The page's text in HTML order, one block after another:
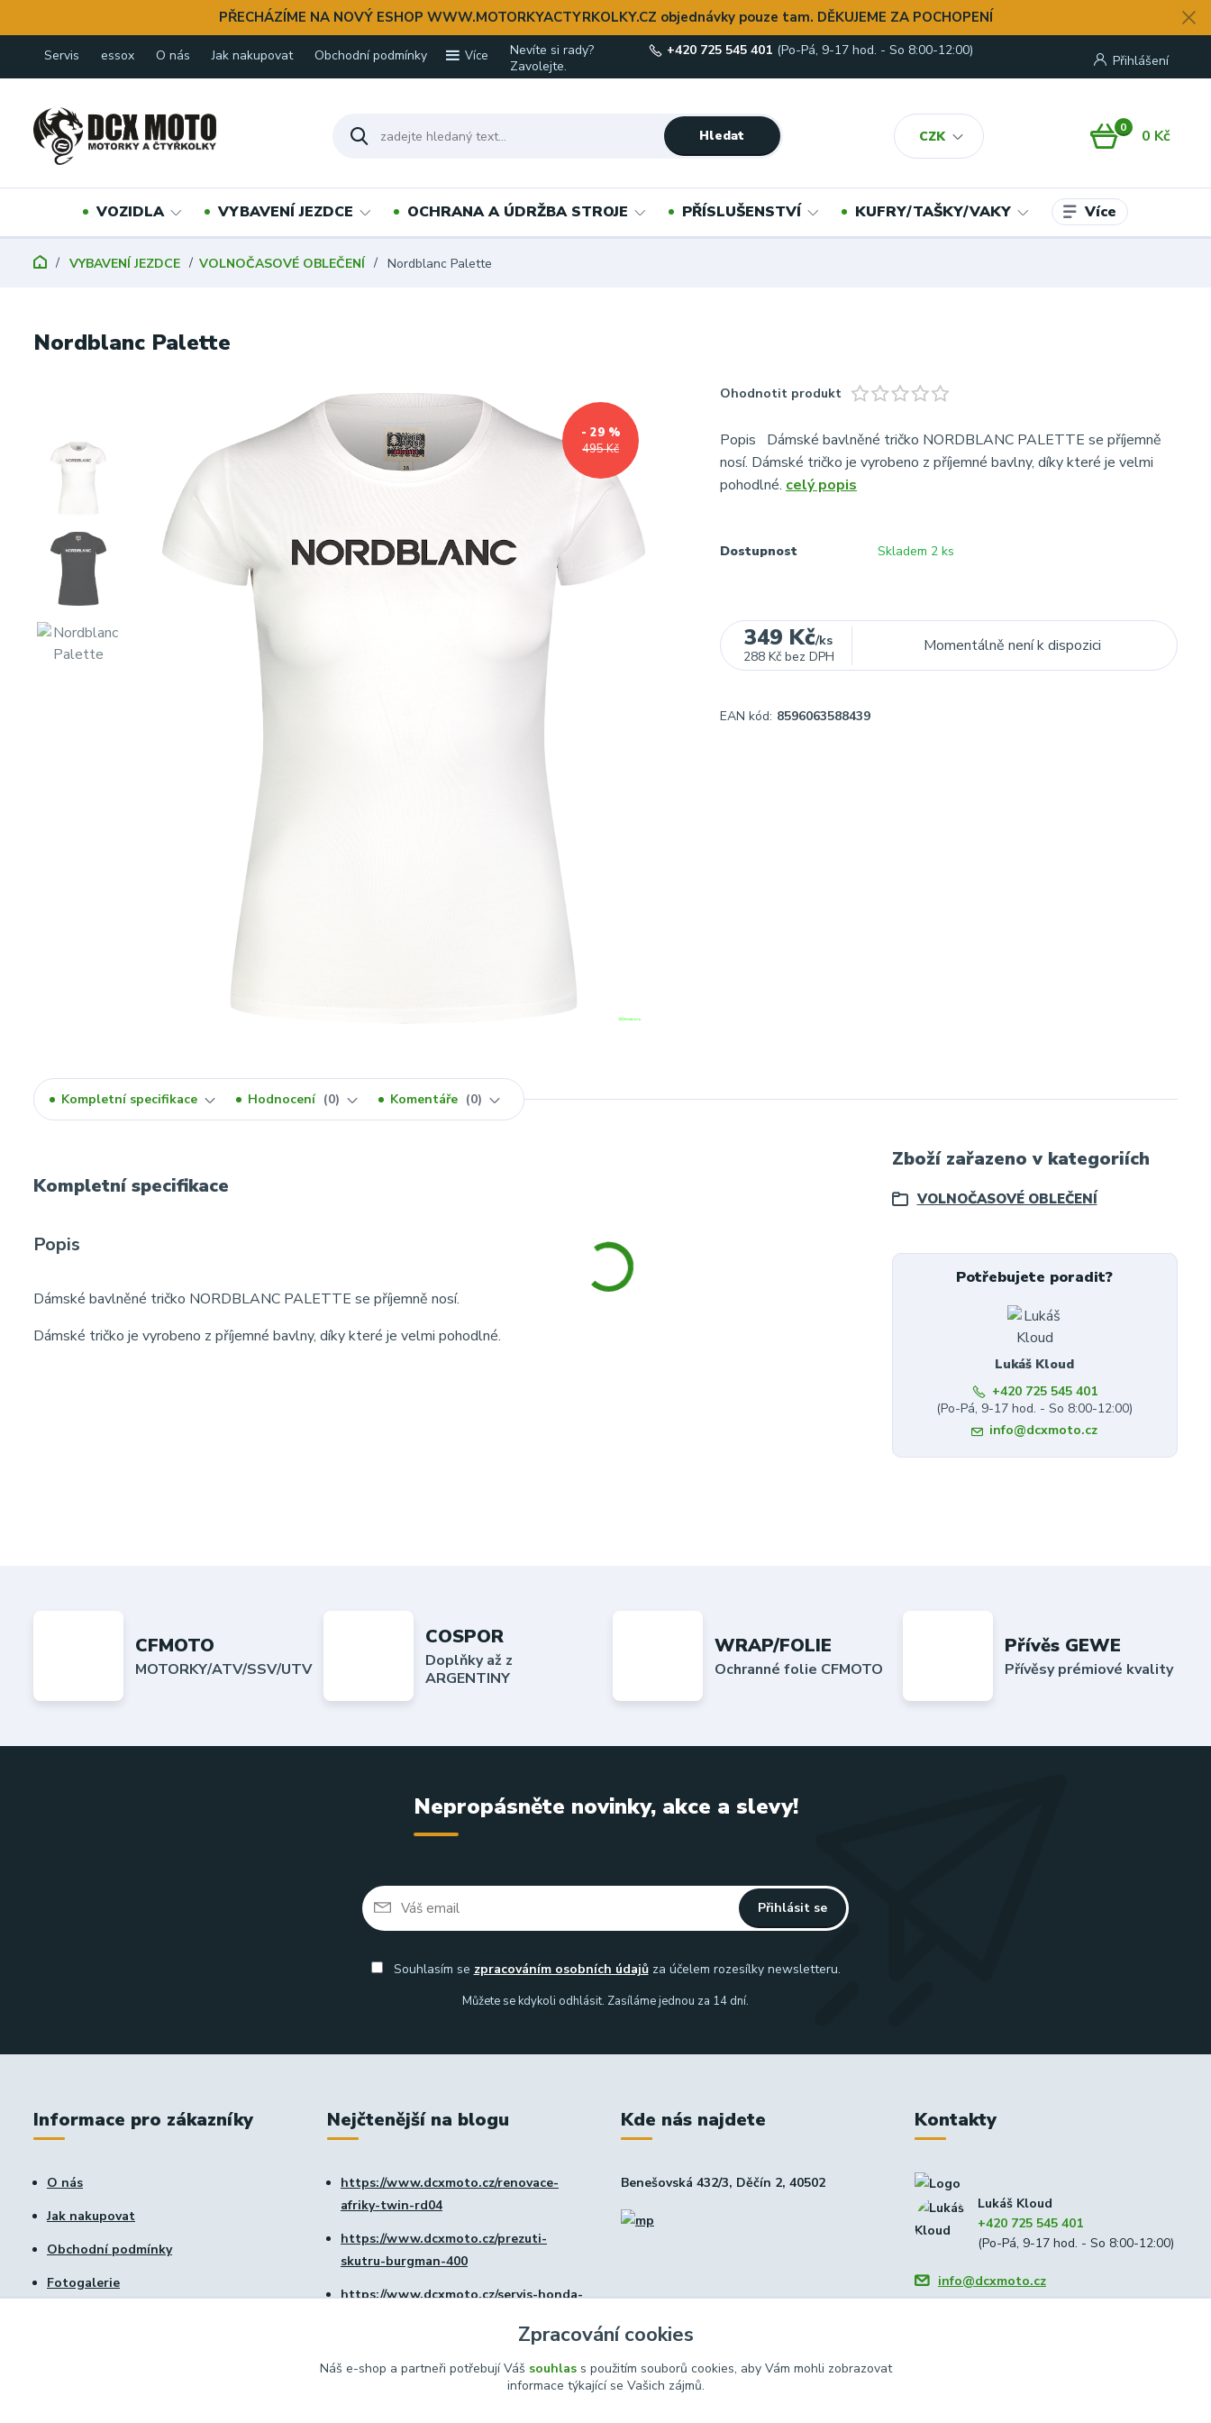
PŘECHÁZÍME NA NOVÝ ESHOP WWW.MOTORKYACTYRKOLKY.CZ objednávky pouze tam. DĚKUJEME ZA POCHOPENÍ
Servis essox O nás Jak nakupovat Obchodní podmínky Více
CZK
Přihlášení
Hledat
Nevíte si rady?
Zavolejte.
+420 725 545 401 (Po-Pá, 9-17 hod. - So 8:00-12:00)
0 0 Kč
VOZIDLA VYBAVENÍ JEZDCE OCHRANA A ÚDRŽBA STROJE PŘÍSLUŠENSTVÍ KUFRY/TAŠKY/VAKY Více
VYBAVENÍ JEZDCE VOLNOČASOVÉ OBLEČENÍ Nordblanc Palette
Nordblanc Palette
495 Kč
- 29 %
Ohodnotit produkt
Popis Dámské bavlněné tričko NORDBLANC PALETTE se příjemně
nosí. Dámské tričko je vyrobeno z příjemné bavlny, díky které je velmi
pohodlné. celý popis
Dostupnost Skladem 2 ks
349 Kč/ks
288 Kč bez DPH
Momentálně není k dispozici
EAN kód: 8596063588439
Kompletní specifikace Hodnocení 0 Komentáře 0
Kompletní specifikace
Popis
Dámské bavlněné tričko NORDBLANC PALETTE se příjemně nosí.
Dámské tričko je vyrobeno z příjemné bavlny, díky které je velmi pohodlné.
Zboží zařazeno v kategoriích
VOLNOČASOVÉ OBLEČENÍ
Potřebujete poradit?
Lukáš Kloud
+420 725 545 401
(Po-Pá, 9-17 hod. - So 8:00-12:00)
info@dcxmoto.cz
CFMOTO
MOTORKY/ATV/SSV/UTV
COSPOR
Doplňky až z
ARGENTINY
WRAP/FOLIE
Ochranné folie CFMOTO
Přívěs GEWE
Přívěsy prémiové kvality
Nepropásněte novinky, akce a slevy!
Přihlásit se
Souhlasím se zpracováním osobních údajůza účelem rozesílky newsletteru.
Můžete se kdykoli odhlásit. Zasíláme jednou za 14 dní.
Informace pro zákazníky
O nás
Jak nakupovat
Obchodní podmínky
Fotogalerie
Nejčtenější na blogu
https://www.dcxmoto.cz/renovace-
afriky-twin-rd04
https://www.dcxmoto.cz/prezuti-
skutru-burgman-400
https://www.dcxmoto.cz/servis-honda-
https://www.dcxmoto.cz/nova-dilna
Kde nás najdete
Benešovská 432/3, Děčín 2, 40502
Kontakty
Lukáš Kloud
+420 725 545 401
(Po-Pá, 9-17 hod. - So 8:00-12:00)
info@dcxmoto.cz
Zpracování cookies
Náš e-shop a partneři potřebují Váš souhlass použitím souborů cookies, aby Vám mohli zobrazovat
informace týkající se Vašich zájmů.